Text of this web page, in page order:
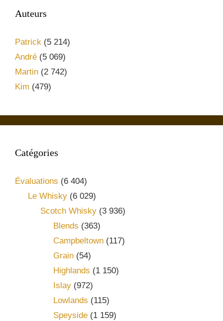
Auteurs
Patrick (5 214)
André (5 069)
Martin (2 742)
Kim (479)
Catégories
Évaluations (6 404)
Le Whisky(6 029)
Scotch Whisky (3 936)
Blends (363)
Campbeltown(117)
Grain(54)
Highlands (1 150)
Islay(972)
Lowlands (115)
Speyside(1 159)